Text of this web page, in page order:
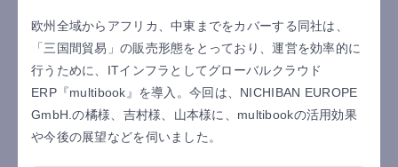
欧州全域からアフリカ、中東までをカバーする同社は、
「三国間貿易」の販売形態をとっており、運営を効率的に
行うために、ITインフラとしてグローバルクラウド
ERP『multibook』を導入。今回は、NICHIBAN EUROPE
GmbH.の橘様、吉村様、山本様に、multibookの活用効果
や今後の展望などを伺いました。